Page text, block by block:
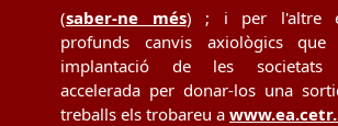
(saber-ne més) ; i per l'altre
profunds canvis axiològics
implantació de les societats
accelerada per donar-los una
treballs els trobareu a